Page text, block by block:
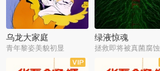
乌龙大家庭
青年黎姿美貌初显
绿液惊魂